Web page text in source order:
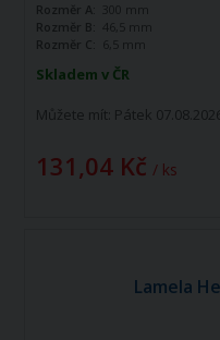
Skladem v ČR
Můžete mít: Pátek 07.08.2026
131,04 Kč / ks
Rozměr A:
300 mm
Rozměr B:
46,5 mm
Rozměr C: 6,5 mm
Lamela